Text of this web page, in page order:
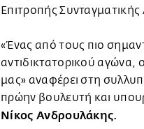
Επιτροπής
«Ένας από τους πιο
αντιδικτατορικού αγώνα,
μας» αναφέρει στη
πρώην βουλευτή και
Νίκος Ανδρουλάκης.